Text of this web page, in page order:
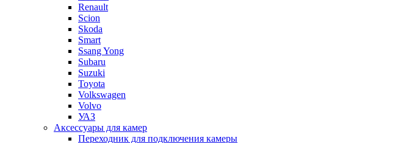
Renault
Scion
Skoda
Smart
Ssang Yong
Subaru
Suzuki
Toyota
Volkswagen
Volvo
УАЗ
Аксессуары для камер
Переходник для подключения камеры